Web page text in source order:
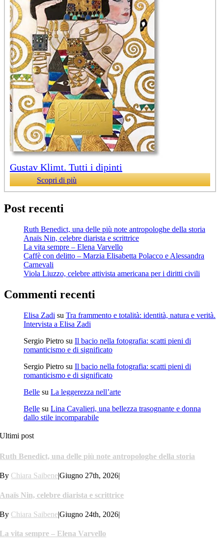
Gustav Klimt. Tutti i dipinti
Scopri di più
Post recenti
Ruth Benedict, una delle più note antropologhe della storia
Anaïs Nin, celebre diarista e scrittrice
La vita sempre – Elena Varvello
Caffè con delitto – Marzia Elisabetta Polacco e Alessandra
Carnevali
Viola Liuzzo, celebre attivista americana per i diritti civili
Commenti recenti
Elisa Zadi su Tra frammento e totalità: identità, natura e verità.
Intervista a Elisa Zadi
Sergio Pietro su Il bacio nella fotografia: scatti pieni di
romanticismo e di significato
Sergio Pietro su Il bacio nella fotografia: scatti pieni di
romanticismo e di significato
Belle su La leggerezza nell’arte
Belle su Lina Cavalieri, una bellezza trasognante e donna
dallo stile incomparabile
Ultimi post
Ruth Benedict, una delle più note antropologhe della storia
By Chiara Saibene|Giugno 27th, 2026|
Anaïs Nin, celebre diarista e scrittrice
By Chiara Saibene|Giugno 24th, 2026|
La vita sempre – Elena Varvello